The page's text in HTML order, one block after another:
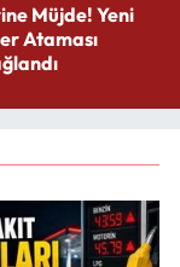
Müjde! Yeni
Ataması